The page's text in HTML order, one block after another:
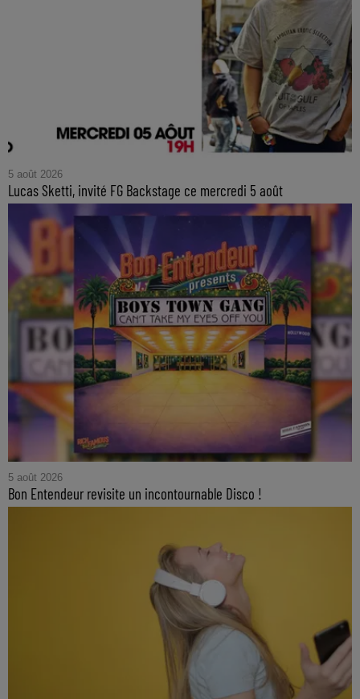
5 août 2026
Lucas Sketti, invité FG Backstage ce mercredi 5 août
5 août 2026
Bon Entendeur revisite un incontournable Disco !